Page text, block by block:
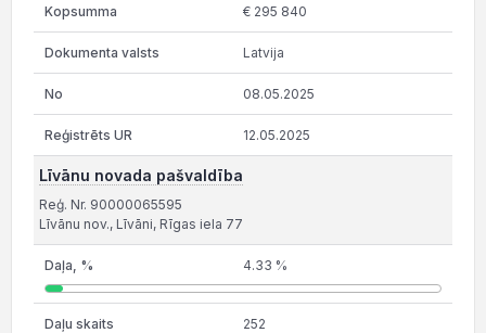
€ 295 840
Latvija
08.05.2025
12.05.2025
Līvānu novada pašvaldība
Reģ. Nr. 90000065595
Līvānu nov., Līvāni, Rīgas iela 77
4.33 %
252